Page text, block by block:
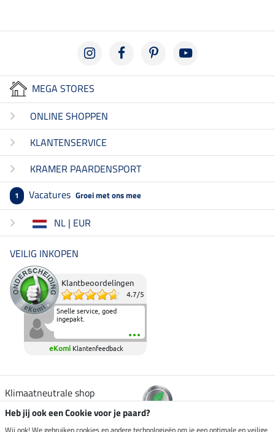
MEGA STORES
ONLINE SHOPPEN
KLANTENSERVICE
KRAMER PAARDENSPORT
1 Vacatures Groei met ons mee
NL | EUR
VEILIG INKOPEN
Klantbeoordelingen
4.7/5
Snelle service, goed
ingepakt.
eKomi Klantenfeedback
Klimaatneutrale shop
Heb jij ook een Cookie voor je paard?